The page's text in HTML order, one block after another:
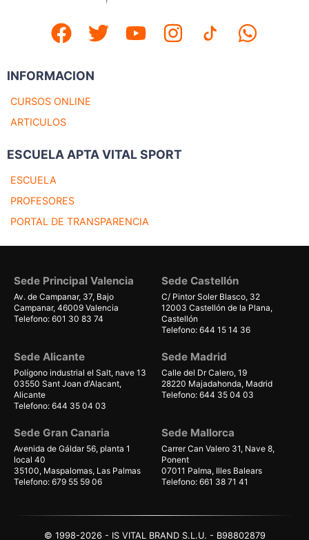
INFORMACION
CURSOS ONLINE
ARTICULOS
ESCUELA APTA VITAL SPORT
ESCUELA
PROFESORES
PORTAL DE TRANSPARENCIA
Sede Principal Valencia
Av. de Campanar, 37, Bajo
Campanar, 46009 Valencia
Telefono: 601 30 83 74
Sede Castellón
C/ Pintor Soler Blasco, 32
12003 Castellón de la Plana,
Castellón
Telefono: 644 15 14 36
Sede Alicante
Polígono industrial el Salt, nave 13
03550 Sant Joan d'Alacant,
Alicante
Telefono: 644 35 04 03
Sede Madrid
Calle del Dr Calero, 19
28220 Majadahonda, Madrid
Telefono: 644 35 04 03
Sede Gran Canaria
Avenida de Gáldar 56, planta 1
local 40
35100, Maspalomas, Las Palmas
Telefono: 679 55 59 06
Sede Mallorca
Carrer Can Valero 31, Nave 8,
Ponent
07011 Palma, Illes Balears
Telefono: 661 38 71 41
© 1998-2026 - IS VITAL BRAND S.L.U. - B98802879